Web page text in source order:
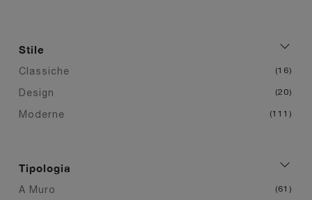
Stile
Classiche 16
Design 20
Moderne 111
Tipologia
A Muro 61